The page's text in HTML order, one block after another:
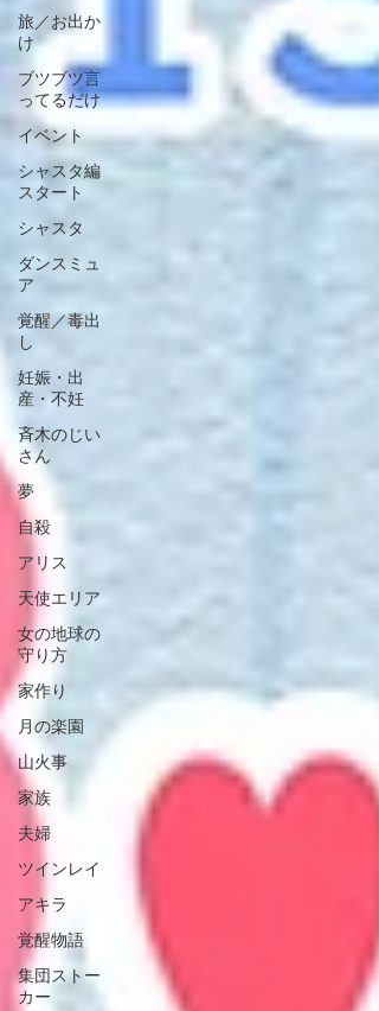
旅／お出か
け
ブツブツ言
ってるだけ
イベント
シャスタ編
スタート
シャスタ
ダンスミュ
ア
覚醒／毒出
し
妊娠・出
産・不妊
斉木のじい
さん
夢
自殺
アリス
天使エリア
女の地球の
守り方
家作り
月の楽園
山火事
家族
夫婦
ツインレイ
アキラ
覚醒物語
集団ストー
カー